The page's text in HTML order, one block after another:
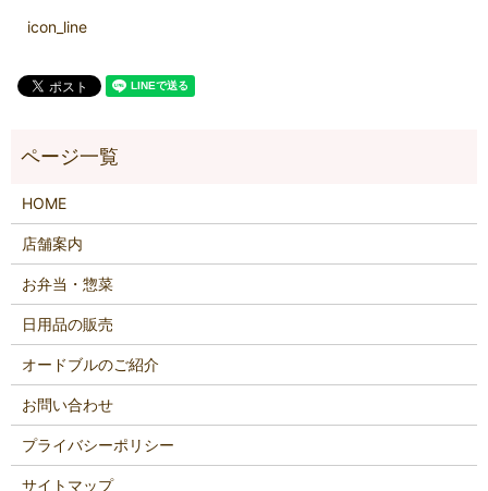
icon_line
HOME
店舗案内
お弁当・惣菜
日用品の販売
オードブルのご紹介
お問い合わせ
プライバシーポリシー
サイトマップ